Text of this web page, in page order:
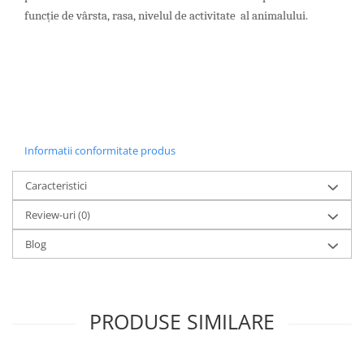
funcție de vârsta, rasa, nivelul de activitate al animalului.
Informatii conformitate produs
Caracteristici
Review-uri(0)
Blog
PRODUSE SIMILARE